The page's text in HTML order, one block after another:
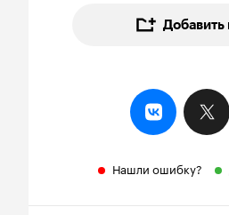
Добавить
Нашли ошибку?